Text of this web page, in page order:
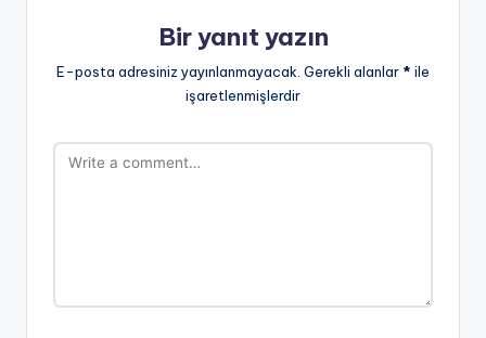
Bir yanıt yazın
E-posta adresiniz yayınlanmayacak. Gerekli alanlar * ile
işaretlenmişlerdir